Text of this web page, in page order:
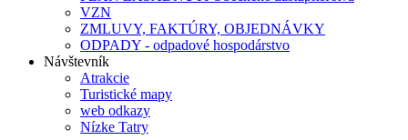
VZN
ZMLUVY, FAKTÚRY, OBJEDNÁVKY
ODPADY - odpadové hospodárstvo
Návštevník
Atrakcie
Turistické mapy
web odkazy
Nízke Tatry